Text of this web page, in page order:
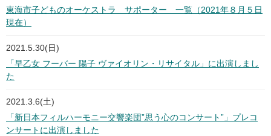
東海市子どものオーケストラ サポーター 一覧（2021年８月５日
現在）
2021.5.30(日)
「早乙女 フーバー 陽子 ヴァイオリン・リサイタル」に出演しまし
た
2021.3.6(土)
「新日本フィルハーモニー交響楽団”思う心のコンサート”」プレコ
ンサートに出演しました